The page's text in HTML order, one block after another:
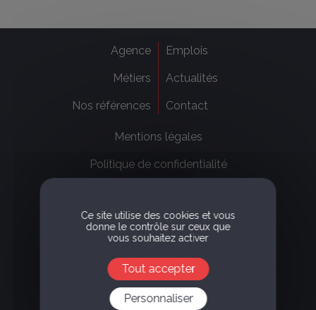
Ce site utilise des cookies et vous
donne le contrôle sur ceux que
vous souhaitez activer
Tout accepter
Personnaliser
Agence
Métiers
Nos références
Emplois
Actualités
Contact
Mentions légales
Politique de confidentialité
8, Terrasse Bellini
Paris La Défense, 92800 - Puteaux
+33 1 47 31 79 24